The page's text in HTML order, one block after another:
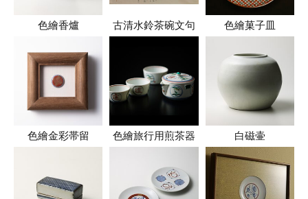
色繪香爐 古清水鈴茶碗文句 色繪菓子皿
色繪金彩帯留 色繪旅行用煎茶器 白磁壷